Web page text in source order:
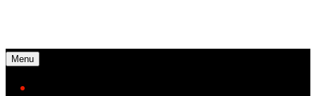
Menu